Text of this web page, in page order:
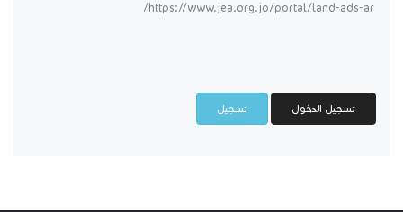
https://www.jea.org.jo/portal/land-ads-ar/
تسجيل الدخول تسجيل